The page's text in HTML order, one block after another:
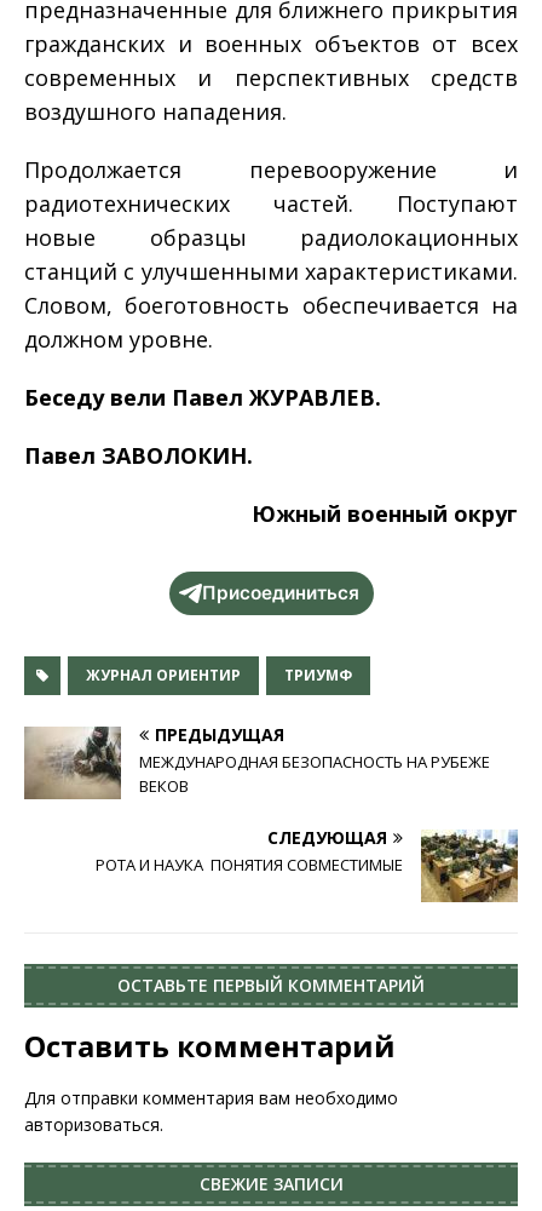
предназначенные для ближнего прикрытия
гражданских и военных объектов от всех
современных и перспективных средств
воздушного нападения.
Продолжается перевооружение и
радиотехнических частей. Поступают
новые образцы радиолокационных
станций с улучшенными характеристиками.
Словом, боеготовность обеспечивается на
должном уровне.
Беседу вели Павел ЖУРАВЛЕВ.
Павел ЗАВОЛОКИН.
Южный военный округ
Присоединиться
ЖУРНАЛ ОРИЕНТИР ТРИУМФ
ПРЕДЫДУЩАЯ
МЕЖДУНАРОДНАЯ БЕЗОПАСНОСТЬ НА РУБЕЖЕ
ВЕКОВ
СЛЕДУЮЩАЯ
РОТА И НАУКА ­ ПОНЯТИЯ СОВМЕСТИМЫЕ
ОСТАВЬТЕ ПЕРВЫЙ КОММЕНТАРИЙ
Оставить комментарий
Для отправки комментария вам необходимо
авторизоваться.
СВЕЖИЕ ЗАПИСИ